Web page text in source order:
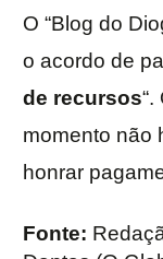
O “Blog do
o acordo de
de recursos
momento não
honrar
Fonte: